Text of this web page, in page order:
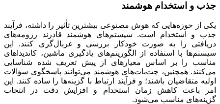
جذب و استخدام هوشمند
یکی از حوزه‌هایی که هوش مصنوعی بیشترین تأثیر را داشته، فرآیند
جذب و استخدام است. سیستم‌های هوشمند قادرند رزومه‌های
دریافتی را به صورت خودکار بررسی و غربال‌گری کنند. این
سیستم‌ها با استفاده از الگوریتم‌های یادگیری ماشین، کاندیداهای
مناسب را بر اساس معیارهای از پیش تعریف شده شناسایی
می‌کنند. همچنین، چت‌بات‌های هوشمند می‌توانند پاسخگوی سؤالات
اولیه متقاضیان باشند؛ و فرآیند ارتباط با گزینه‌ها را ساده کنند. این
امر باعث کاهش زمان استخدام و افزایش دقت در انتخاب
گزینه‌های مناسب می‌شود.